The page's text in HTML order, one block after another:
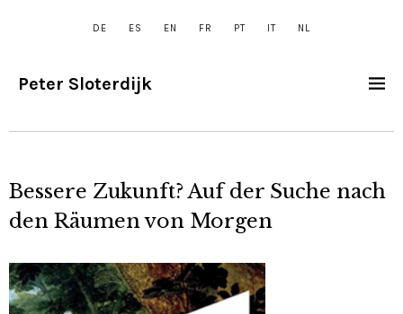
DE ES EN FR PT IT NL
Peter Sloterdijk
Bessere Zukunft? Auf der Suche nach
den Räumen von Morgen